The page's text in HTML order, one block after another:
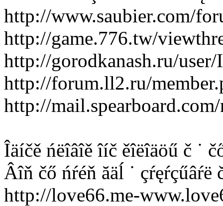
http://www.saubier.com/
http://game.776.tw/
http://gorodkanash.ru/
http://forum.ll2.ru/
http://
Îäíčě ńëîâîě îíč ěîëîäöű č ˙
Âîň čő ńŕéň ăäĺ ˙
http://love66.me-